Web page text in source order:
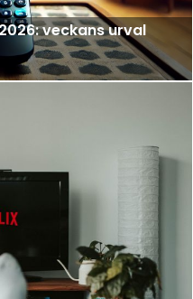
veckans urval